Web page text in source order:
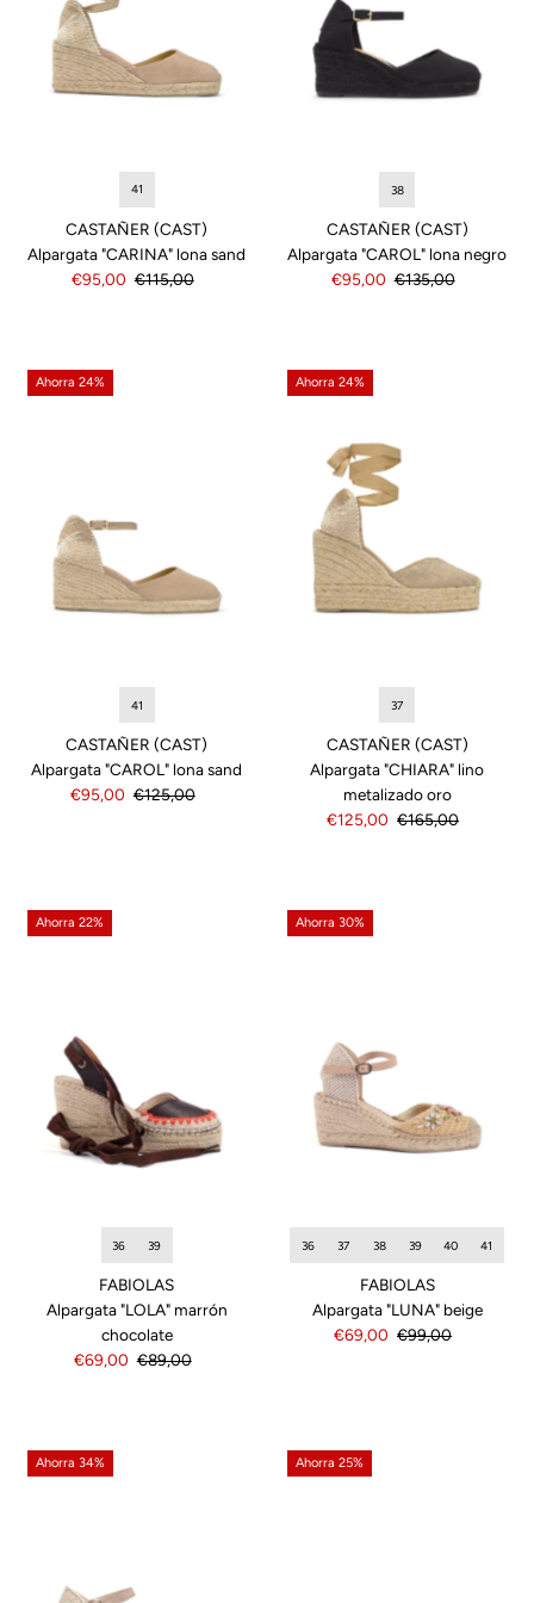
41
CASTAÑER (CAST)
Alpargata "CARINA" lona sand
Precio
€95,00 Precio
€115,00
38
CASTAÑER (CAST)
Alpargata "CAROL" lona negro
Precio
€95,00 Precio
€135,00
Ahorra 24%
41
CASTAÑER (CAST)
Alpargata "CAROL" lona sand
Precio
€95,00 Precio
€125,00
Ahorra 24%
37
CASTAÑER (CAST)
Alpargata "CHIARA" lino
metalizado oro
Precio
€125,00 Precio
€165,00
Ahorra 22%
36 39
FABIOLAS
Alpargata "LOLA" marrón
chocolate
Precio
€69,00 Precio
€89,00
Ahorra 30%
36 37 38 39 40 41
FABIOLAS
Alpargata "LUNA" beige
Precio
€69,00 Precio
€99,00
Ahorra 34% Ahorra 25%